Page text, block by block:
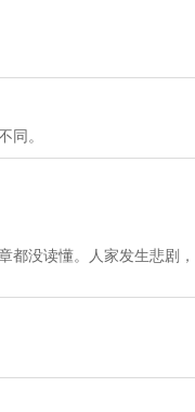
同。
都没读懂。人家发生悲剧